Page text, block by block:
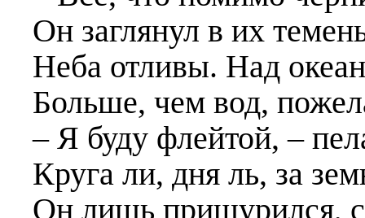
Он заглянул в их
Неба отливы. Над
Больше, чем вод,
– Я буду флейтой, –
Круга ли, дня ль, за
Он лишь прищурился,